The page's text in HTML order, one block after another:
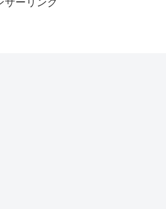
サーリンク